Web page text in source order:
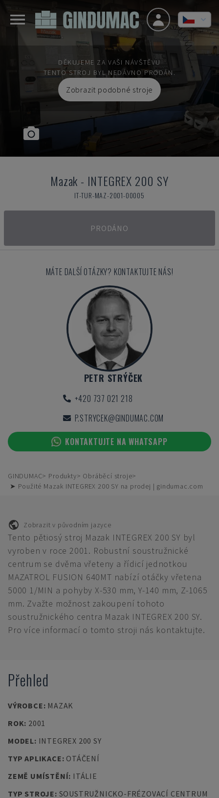
DĚKUJEME ZA VAŠI NÁVŠTĚVU
TENTO STROJ BYL NEDÁVNO PRODÁN.
Zobrazit podobné stroje
Mazak - INTEGREX 200 SY
IT-TUR-MAZ-2001-00005
PRODÁNO
MÁTE DALŠÍ OTÁZKY? KONTAKTUJTE NÁS!
PETR STRÝČEK
+420 737 021 218
P.STRYCEK@GINDUMAC.COM
KONTAKTUJTE NA WHATSAPP
GINDUMAC Produkty
Obráběcí stroje
➤ Použité Mazak INTEGREX 200 SY na prodej | gindumac.com
Zobrazit v původním jazyce
Tento pětiosý stroj Mazak INTEGREX 200 SY byl
vyroben v roce 2001. Robustní soustružnické
centrum se dvěma vřeteny a řídicí jednotkou
MAZATROL FUSION 640MT nabízí otáčky vřetena
5000 1/MIN a pohyby X-530 mm, Y-140 mm, Z-1065
mm. Zvažte možnost zakoupení tohoto
soustružnického centra Mazak INTEGREX 200 SY.
Pro více informací o tomto stroji nás kontaktujte.
Přehled
VÝROBCE: MAZAK
ROK: 2001
MODEL: INTEGREX 200 SY
TYP APLIKACE: OTÁČENÍ
ZEMĚ UMÍSTĚNÍ: ITÁLIE
TYP STROJE: SOUSTRUŽNICKO-FRÉZOVACÍ CENTRUM